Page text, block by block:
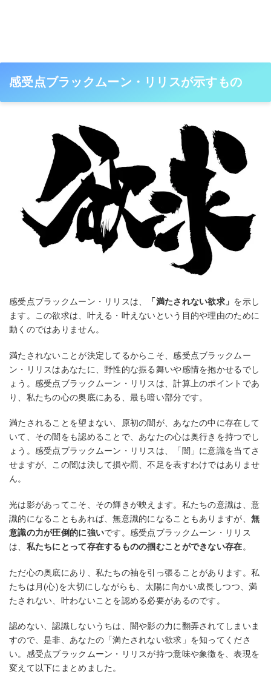
感受点ブラックムーン・リリスが示すもの
感受点ブラックムーン・リリスは、 「満たされない欲求」 を示し
ます。この欲求は、叶える・叶えないという目的や理由のために
動くのではありません。
満たされないことが決定してるからこそ、感受点ブラックムー
ン・リリスはあなたに、野性的な振る舞いや感情を抱かせるでし
ょう。感受点ブラックムーン・リリスは、計算上のポイントであ
り、私たちの心の奥底にある、最も暗い部分です。
満たされることを望まない、原初の闇が、あなたの中に存在して
いて、その闇をも認めることで、あなたの心は奥行きを持つでし
ょう。感受点ブラックムーン・リリスは、「闇」に意識を当てさ
せますが、この闇は決して損や罰、不足を表すわけではありませ
ん。
光は影があってこそ、その輝きが映えます。私たちの意識は、意
識的になることもあれば、無意識的になることもありますが、 無
意識の力が圧倒的に強いです。感受点ブラックムーン・リリス
は、 私たちにとって存在するものの掴むことができない存在。
ただ心の奥底にあり、私たちの袖を引っ張ることがあります。私
たちは月(心)を大切にしながらも、太陽に向かい成長しつつ、満
たされない、叶わないことを認める必要があるのです。
認めない、認識しないうちは、闇や影の力に翻弄されてしまいま
すので、是非、あなたの「満たされない欲求」を知ってくださ
い。感受点ブラックムーン・リリスが持つ意味や象徴を、表現を
変えて以下にまとめました。